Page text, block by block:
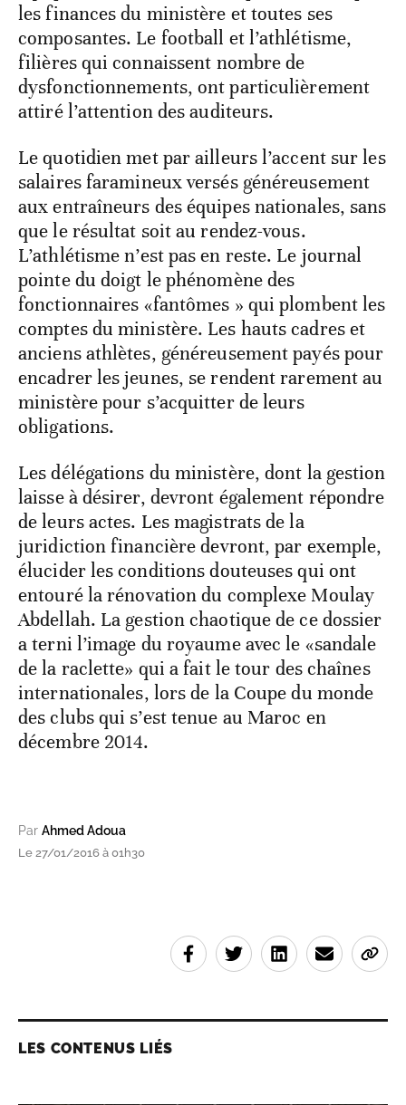
les finances du ministère et toutes ses
composantes. Le football et l’athlétisme,
filières qui connaissent nombre de
dysfonctionnements, ont particulièrement
attiré l’attention des auditeurs.
Le quotidien met par ailleurs l’accent sur les
salaires faramineux versés généreusement
aux entraîneurs des équipes nationales, sans
que le résultat soit au rendez-vous.
L’athlétisme n’est pas en reste. Le journal
pointe du doigt le phénomène des
fonctionnaires «fantômes » qui plombent les
comptes du ministère. Les hauts cadres et
anciens athlètes, généreusement payés pour
encadrer les jeunes, se rendent rarement au
ministère pour s’acquitter de leurs
obligations.
Les délégations du ministère, dont la gestion
laisse à désirer, devront également répondre
de leurs actes. Les magistrats de la
juridiction financière devront, par exemple,
élucider les conditions douteuses qui ont
entouré la rénovation du complexe Moulay
Abdellah. La gestion chaotique de ce dossier
a terni l’image du royaume avec le «sandale
de la raclette» qui a fait le tour des chaînes
internationales, lors de la Coupe du monde
des clubs qui s’est tenue au Maroc en
décembre 2014.
Par Ahmed Adoua
Le 27/01/2016 à 01h30
LES CONTENUS LIÉS